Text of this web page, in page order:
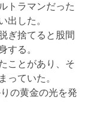
トラマンだった
出した。
ぎ捨てると股間
する。
ことがあり、そ
っていた。
の黄金の光を発